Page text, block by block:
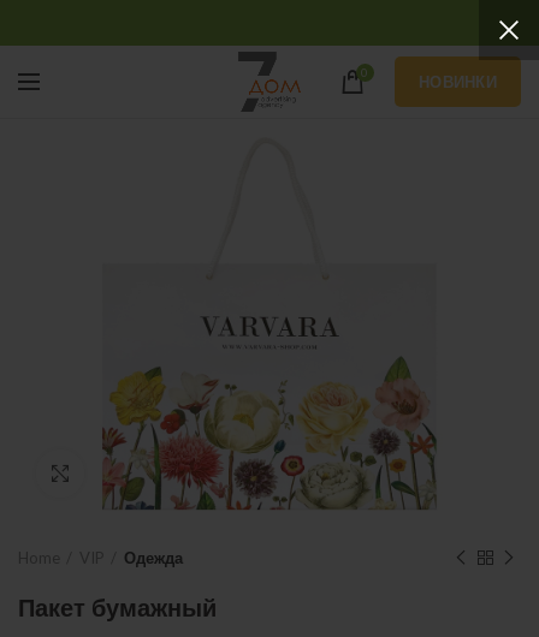
0 НОВИНКИ
Нажмите, чтобы увеличить
Одежда
Пакет бумажный